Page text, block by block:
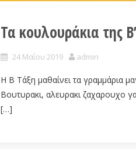
Τα κουλουράκια της
24 Μαΐου 2019 admin
Η Β Τάξη μαθαίνει τα γραμμάρια
Βουτυρακι, αλευρακι ζαχαρουχο
[…]